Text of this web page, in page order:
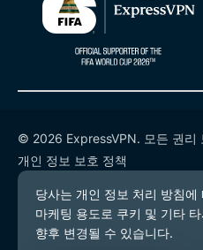
© 2026 ExpressVPN. 모든 권리
개인 정보 보호 정책
서비스 약관
쿠키 기본 설정